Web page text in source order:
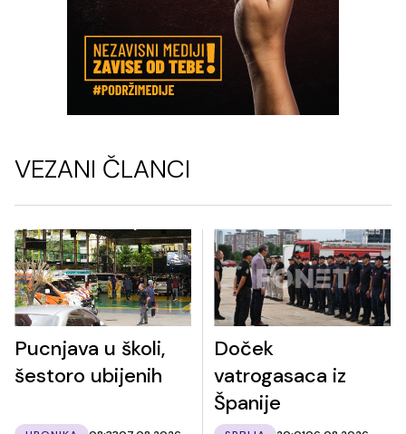
VEZANI ČLANCI
Pucnjava u školi,
šestoro ubijenih
Doček
vatrogasaca iz
Španije